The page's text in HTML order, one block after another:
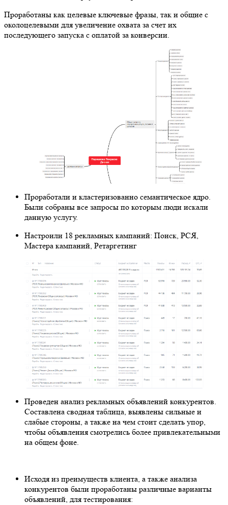
Проработаны как целевые ключевые фразы, так и общие с
околоцелевыми для увеличение охвата за счет их
последующего запуска с оплатой за конверсии.
Проработали и кластеризованно семантическое ядро.
Были собраны все запросы по которым люди искали
данную услугу.
Настроили 18 рекламных кампаний: Поиск, РСЯ,
Мастера кампаний, Ретаргетинг
Проведен анализ рекламных объявлений конкурентов.
Составлена сводная таблица, выявлены сильные и
слабые стороны, а также на чем стоит сделать упор,
чтобы объявления смотрелись более привлекательными
на общем фоне.
Исходя из преимуществ клиента, а также анализа
конкурентов были проработаны различные варианты
объявлений, для тестирования: